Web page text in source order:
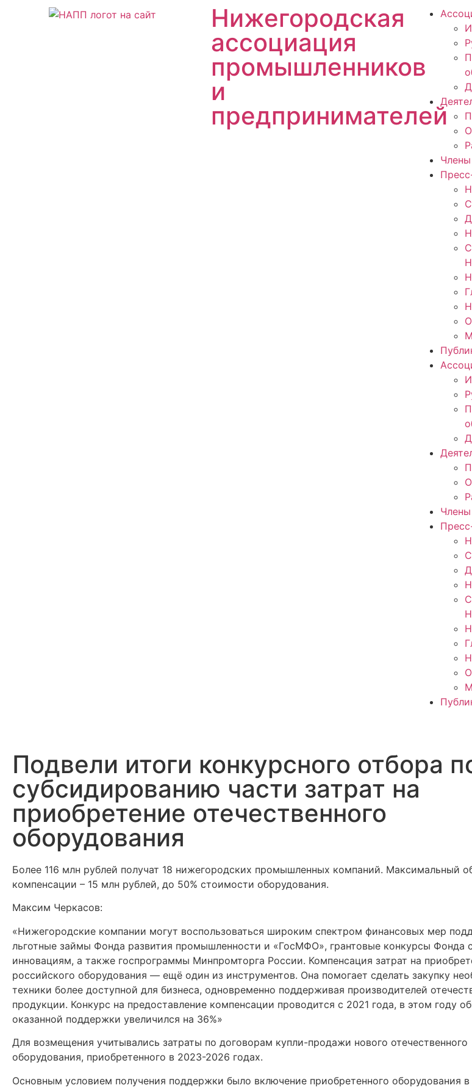
Нижегородская
ассоциация
промышленников
и
предпринимателей
Подвели итоги конкурсного отбора
субсидированию части затрат на
приобретение отечественного
оборудования
Более 116 млн рублей получат 18 нижегородских промышленных компаний. Максимальный
компенсации – 15 млн рублей, до 50% стоимости оборудования.
Максим Черкасов:
«Нижегородские компании могут воспользоваться широким спектром финансовых мер
льготные займы Фонда развития промышленности и «ГосМФО», грантовые конкурсы Фонда
инновациям, а также госпрограммы Минпромторга России. Компенсация затрат на
российского оборудования — ещё один из инструментов. Она помогает сделать закупку
техники более доступной для бизнеса, одновременно поддерживая производителей
продукции. Конкурс на предоставление компенсации проводится с 2021 года, в этом году
оказанной поддержки увеличился на 36%»
Для возмещения учитывались затраты по договорам купли-продажи нового отечественного
оборудования, приобретенного в 2023-2026 годах.
Основным условием получения поддержки было включение приобретенного оборудования в